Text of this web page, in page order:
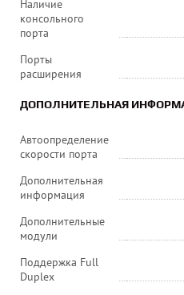
Наличие
консольного
порта
Порты
расширения
ДОПОЛНИТЕЛЬНАЯ
Автоопределение
скорости порта
Дополнительная
информация
Дополнительные
модули
Поддержка Full
Duplex